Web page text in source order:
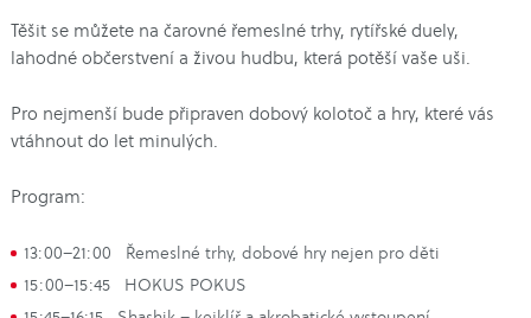
Těšit se můžete na čarovné řemeslné trhy, rytířské duely,
lahodné občerstvení a živou hudbu, která potěší vaše uši.
Pro nejmenší bude připraven dobový kolotoč a hry, které vás
vtáhnout do let minulých.
Program:
13:00–21:00 Řemeslné trhy, dobové hry nejen pro děti
15:00–15:45 HOKUS POKUS